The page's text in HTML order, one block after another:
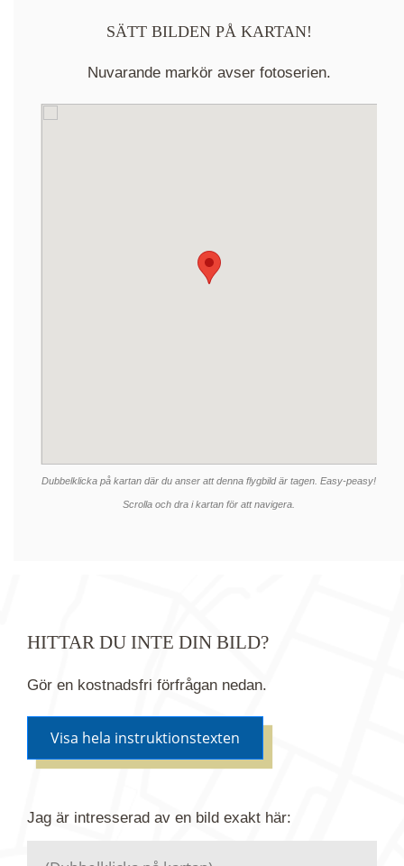
SÄTT BILDEN PÅ KARTAN!
Nuvarande markör avser fotoserien.
Dubbelklicka på kartan där du anser att denna flygbild är tagen. Easy-peasy!
Scrolla och dra i kartan för att navigera.
HITTAR DU INTE DIN BILD?
Gör en kostnadsfri förfrågan nedan.
Visa hela instruktionstexten
Jag är intresserad av en bild exakt här: